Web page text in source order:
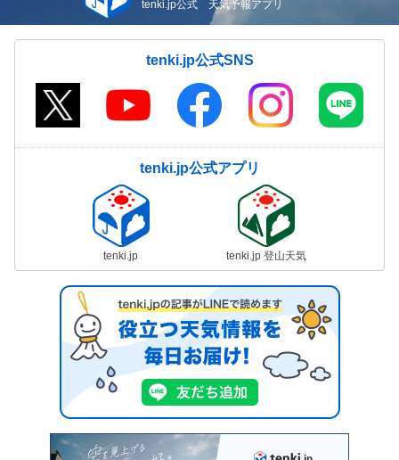
tenki.jp公式 天気予報アプリ
tenki.jp公式SNS
tenki.jp公式アプリ
tenki.jp tenki.jp 登山天気